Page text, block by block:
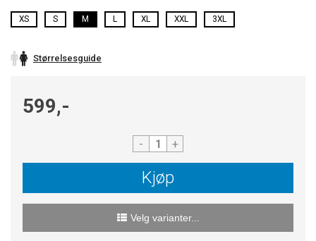
XS S M L XL XXL 3XL
Størrelsesguide
599,-
- +
Kjøp
Velg varianter...